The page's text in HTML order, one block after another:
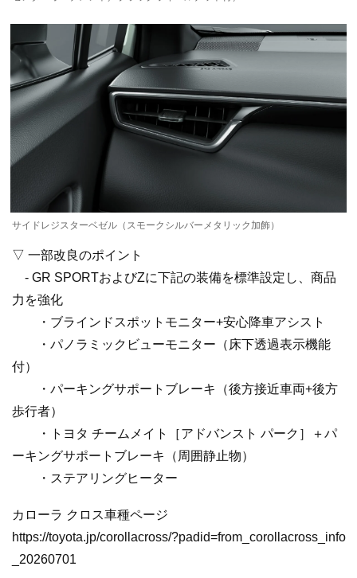
サイドレジスターベゼル（スモークシルバーメタリック加飾）
▽ 一部改良のポイント
- GR SPORTおよびZに下記の装備を標準設定し、商品
力を強化
・ブラインドスポットモニター+安心降車アシスト
・パノラミックビューモニター（床下透過表示機能
付）
・パーキングサポートブレーキ（後方接近車両+後方
歩行者）
・トヨタ チームメイト［アドバンスト パーク］＋パ
ーキングサポートブレーキ（周囲静止物）
・ステアリングヒーター
カローラ クロス車種ページ
https://toyota.jp/corollacross/?padid=from_corollacross_info
_20260701